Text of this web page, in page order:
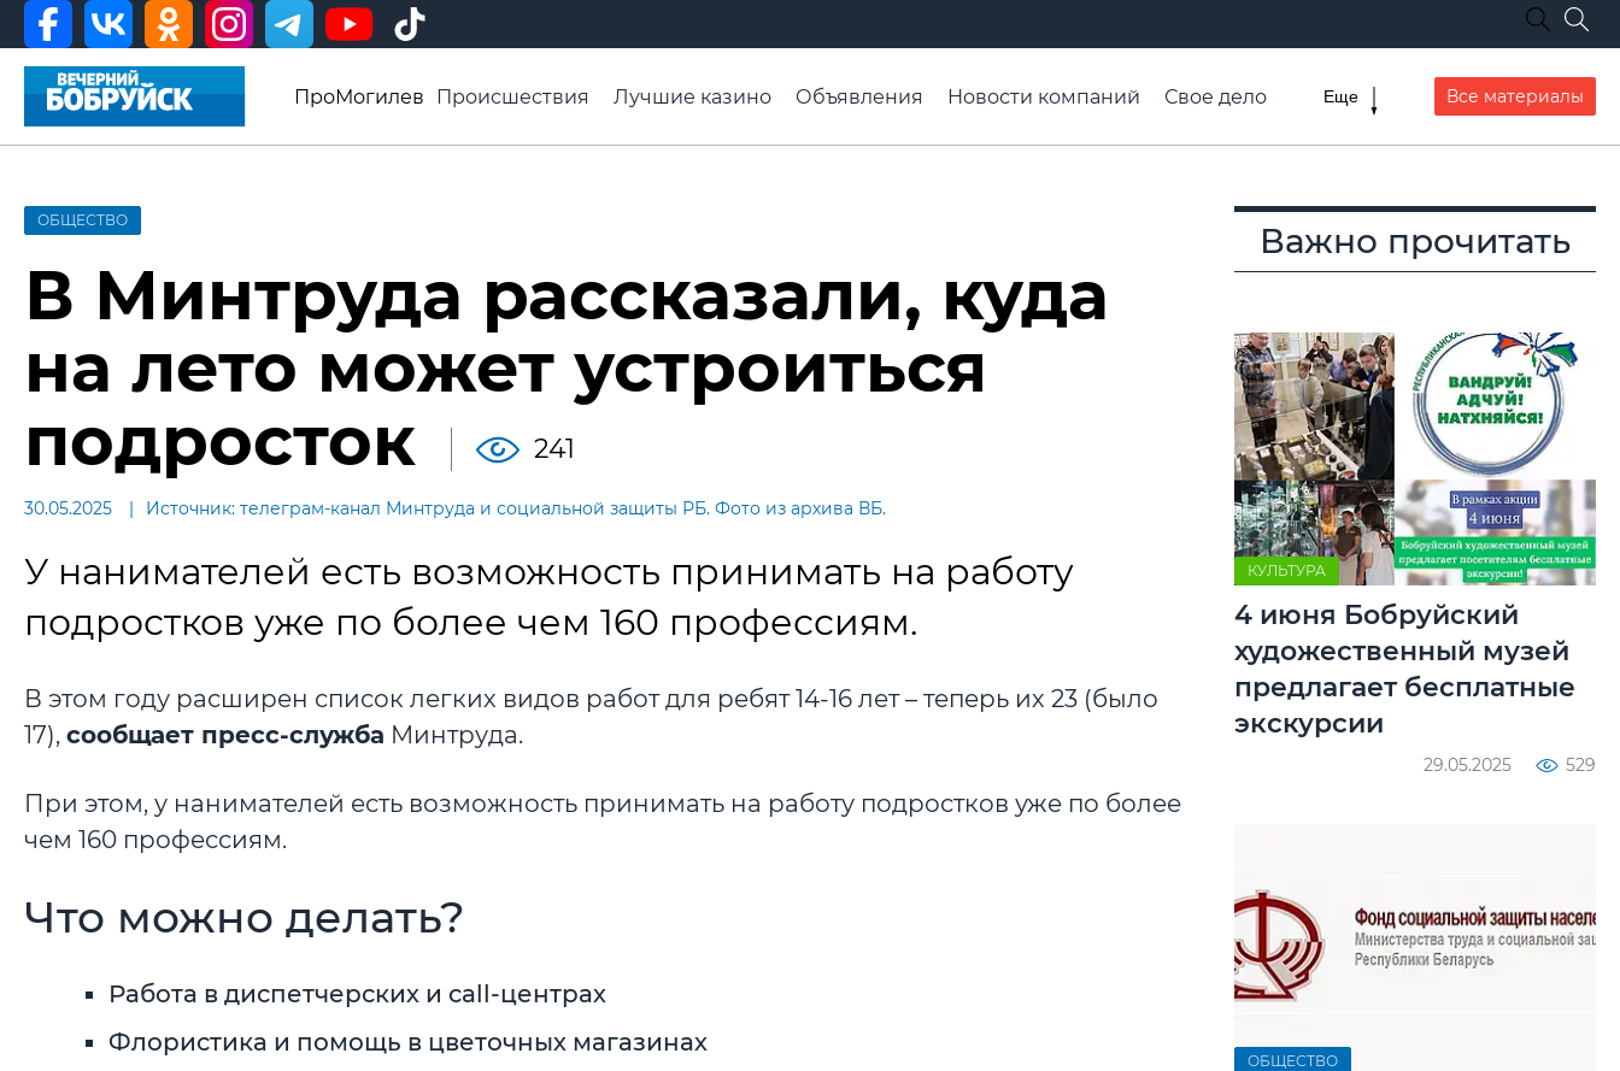
ПроМогилев Происшествия Лучшие казино Объявления Новости компаний
Свое дело
Видео ВБ
Еще Все материалы
ОБЩЕСТВО
В Минтруда рассказали, куда
на лето может устроиться
подросток
241
30.05.2025 Источник: телеграм-канал Минтруда и социальной защиты РБ. Фото из архива ВБ.
У нанимателей есть возможность принимать на работу
подростков уже по более чем 160 профессиям.
В этом году расширен список легких видов работ для ребят 14-16 лет – теперь их 23 (было
17), сообщает пресс-служба Минтруда.
При этом, у нанимателей есть возможность принимать на работу подростков уже по более
чем 160 профессиям.
Что можно делать?
Работа в диспетчерских и call-центрах
Флористика и помощь в цветочных магазинах
Важно прочитать
КУЛЬТУРА
4 июня Бобруйский
художественный музей
предлагает бесплатные
экскурсии
29.05.2025 529
ОБЩЕСТВО